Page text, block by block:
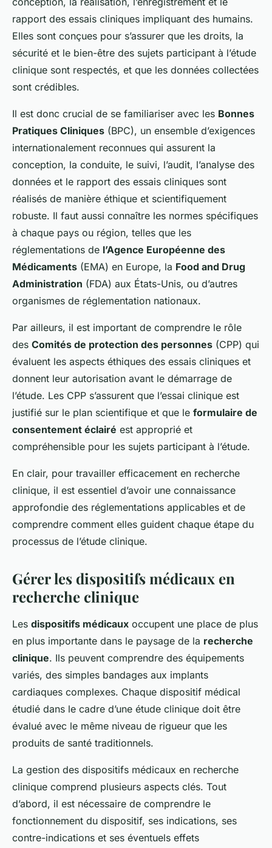
rapport des essais cliniques impliquant des humains.
Elles sont conçues pour s’assurer que les droits, la
sécurité et le bien-être des sujets participant à l’étude
clinique sont respectés, et que les données collectées
sont crédibles.
Il est donc crucial de se familiariser avec les Bonnes
Pratiques Cliniques (BPC), un ensemble d’exigences
internationalement reconnues qui assurent la
conception, la conduite, le suivi, l’audit, l’analyse des
données et le rapport des essais cliniques sont
réalisés de manière éthique et scientifiquement
robuste. Il faut aussi connaître les normes spécifiques
à chaque pays ou région, telles que les
réglementations de l’Agence Européenne des
Médicaments (EMA) en Europe, la Food and Drug
Administration (FDA) aux États-Unis, ou d’autres
organismes de réglementation nationaux.
Par ailleurs, il est important de comprendre le rôle
des Comités de protection des personnes (CPP) qui
évaluent les aspects éthiques des essais cliniques et
donnent leur autorisation avant le démarrage de
l’étude. Les CPP s’assurent que l’essai clinique est
justifié sur le plan scientifique et que le formulaire de
consentement éclairé est approprié et
compréhensible pour les sujets participant à l’étude.
En clair, pour travailler efficacement en recherche
clinique, il est essentiel d’avoir une connaissance
approfondie des réglementations applicables et de
comprendre comment elles guident chaque étape du
processus de l’étude clinique.
Gérer les dispositifs médicaux en
recherche clinique
Les dispositifs médicaux occupent une place de plus
en plus importante dans le paysage de la recherche
clinique. Ils peuvent comprendre des équipements
variés, des simples bandages aux implants
cardiaques complexes. Chaque dispositif médical
étudié dans le cadre d’une étude clinique doit être
évalué avec le même niveau de rigueur que les
produits de santé traditionnels.
La gestion des dispositifs médicaux en recherche
clinique comprend plusieurs aspects clés. Tout
d’abord, il est nécessaire de comprendre le
fonctionnement du dispositif, ses indications, ses
contre-indications et ses éventuels effets